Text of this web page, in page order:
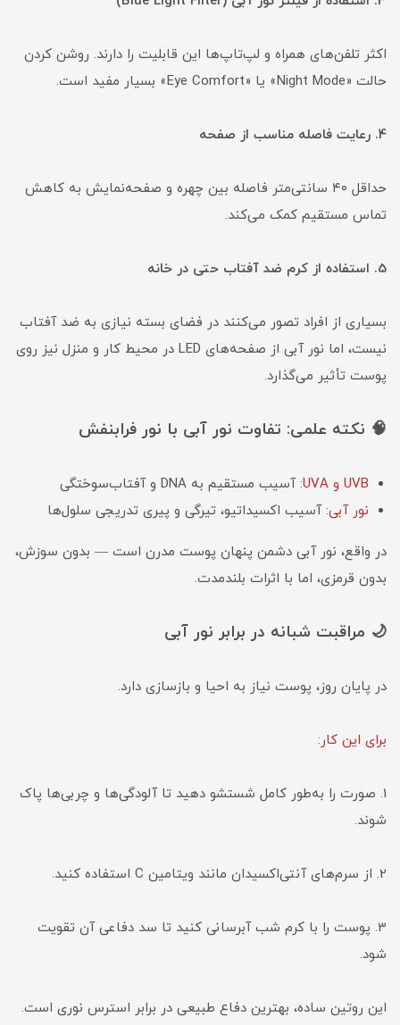
اکثر تلفن‌های همراه و لپ‌تاپ‌ها این قابلیت را دارند. روشن کردن
حالت «Night Mode» یا «Eye Comfort» بسیار مفید است.
4. رعایت فاصله مناسب از صفحه
حداقل ۴۰ سانتی‌متر فاصله بین چهره و صفحه‌نمایش به کاهش
تماس مستقیم کمک می‌کند.
5. استفاده از کرم ضد آفتاب حتی در خانه
بسیاری از افراد تصور می‌کنند در فضای بسته نیازی به ضد آفتاب
نیست، اما نور آبی از صفحه‌های LED در محیط کار و منزل نیز روی
پوست تأثیر می‌گذارد.
🧠 نکته علمی: تفاوت نور آبی با نور فرابنفش
UVB و UVA
: آسیب مستقیم به DNA و آفتاب‌سوختگی
نور آبی: آسیب اکسیداتیو، تیرگی و پیری تدریجی سلول‌ها
در واقع، نور آبی دشمن پنهان پوست مدرن است — بدون سوزش،
بدون قرمزی، اما با اثرات بلندمدت.
🌙 مراقبت شبانه در برابر نور آبی
در پایان روز، پوست نیاز به احیا و بازسازی دارد.
برای این کار:
1. صورت را به‌طور کامل شستشو دهید تا آلودگی‌ها و چربی‌ها پاک
شوند.
2. از سرم‌های آنتی‌اکسیدان مانند ویتامین C استفاده کنید.
3. پوست را با کرم شب آبرسانی کنید تا سد دفاعی آن تقویت
شود.
این روتین ساده، بهترین دفاع طبیعی در برابر استرس نوری است.